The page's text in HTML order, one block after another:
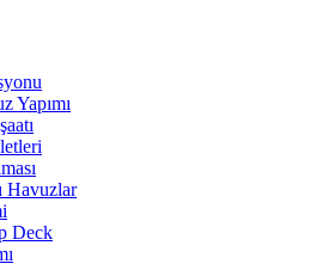
Yapımı
Havuzlar
Deck